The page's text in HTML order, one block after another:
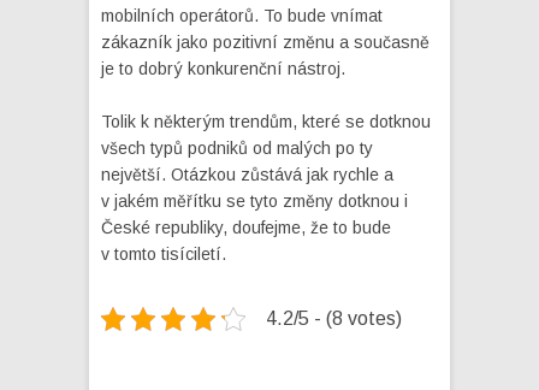
mobilních operátorů. To bude vnímat
zákazník jako pozitivní změnu a současně
je to dobrý konkurenční nástroj.
Tolik k některým trendům, které se dotknou
všech typů podniků od malých po ty
největší. Otázkou zůstává jak rychle a
v jakém měřítku se tyto změny dotknou i
České republiky, doufejme, že to bude
v tomto tisíciletí.
4.2/5 - (8 votes)